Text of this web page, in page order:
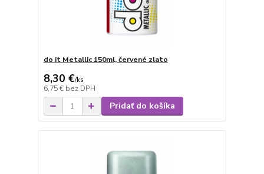
do it Metallic 150ml, červené zlato
8,30 €/ks
6,75 € bez DPH
Pridať do košíka